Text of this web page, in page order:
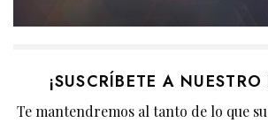
¡SUSCRÍBETE A
Te mantendremos al tanto de lo que